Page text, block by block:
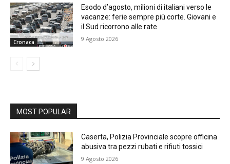
Cronaca
Esodo d’agosto, milioni di italiani verso le
vacanze: ferie sempre più corte. Giovani e
il Sud ricorrono alle rate
9 Agosto 2026
MOST POPULAR
Caserta, Polizia Provinciale scopre officina
abusiva tra pezzi rubati e rifiuti tossici
9 Agosto 2026